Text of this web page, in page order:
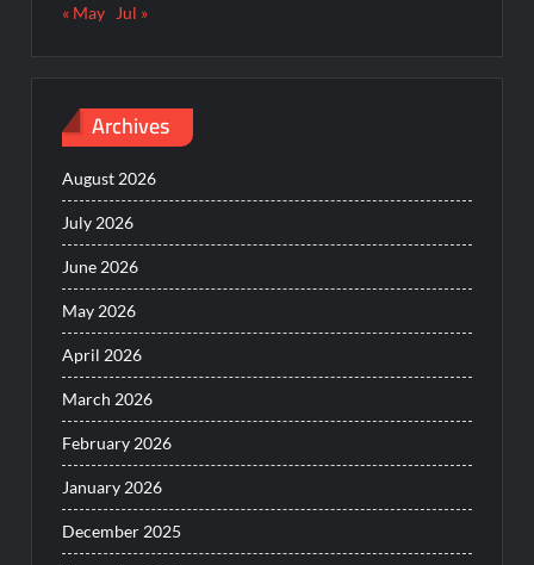
« May Jul »
Archives
August 2026
July 2026
June 2026
May 2026
April 2026
March 2026
February 2026
January 2026
December 2025